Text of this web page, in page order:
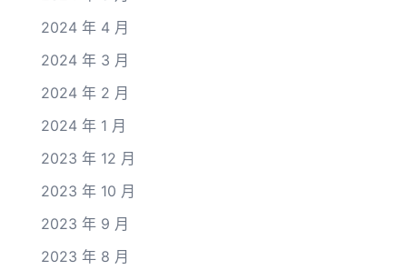
2024 年 4 月
2024 年 3 月
2024 年 2 月
2024 年 1 月
2023 年 12 月
2023 年 10 月
2023 年 9 月
2023 年 8 月